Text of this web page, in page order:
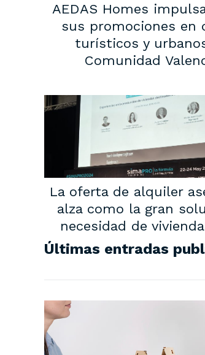
AEDAS Homes
sus promociones en
turísticos y
Comunidad
La oferta de alquiler
alza como la gran
necesidad de
Últimas entradas